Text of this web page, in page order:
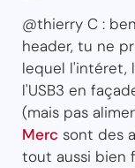
@thierry C :
header, tu ne
lequel l'intéret,
l'USB3 en
(mais pas
Merc sont des
tout aussi bien